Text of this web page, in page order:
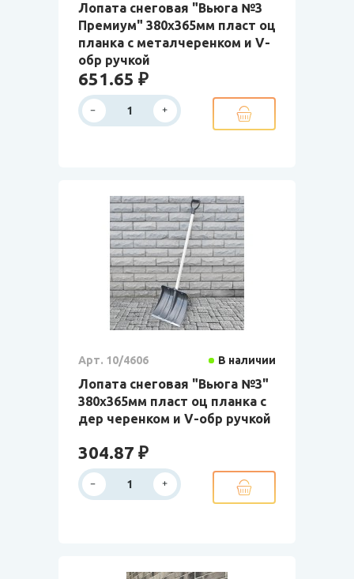
Лопата снеговая "Вьюга №3
Премиум" 380х365мм пласт оц
планка с металчеренком и V-
обр ручкой
651.65 ₽
Арт. 10/4606 В наличии
Лопата снеговая "Вьюга №3"
380х365мм пласт оц планка с
дер черенком и V-обр ручкой
304.87 ₽